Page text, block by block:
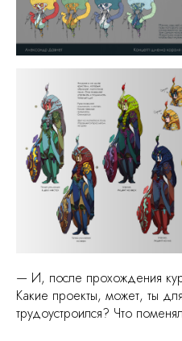
— И, после прохождения
Какие проекты, может, ты
трудоустроился? Что